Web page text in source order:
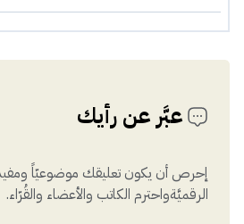
عبَّر عن رأيك
إحرص أن يكون تعليقك موضوعيّاً
الرقميَّةواحترم الكاتب والأعضاء والقُرّاء.